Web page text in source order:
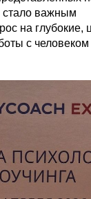
стало важным
на глубокие,
с человеком